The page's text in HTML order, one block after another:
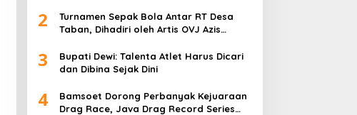
2
Turnamen Sepak Bola Antar RT Desa
Taban, Dihadiri oleh Artis OVJ Azis
3
Bupati Dewi: Talenta Atlet Harus Dicari
dan Dibina Sejak Dini
4
Bamsoet Dorong Perbanyak Kejuaraan
Drag Race, Java Drag Record Series